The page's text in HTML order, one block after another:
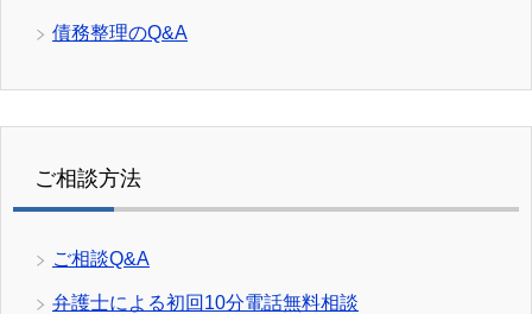
債務整理のQ&A
ご相談方法
ご相談Q&A
弁護士による初回10分電話無料相談